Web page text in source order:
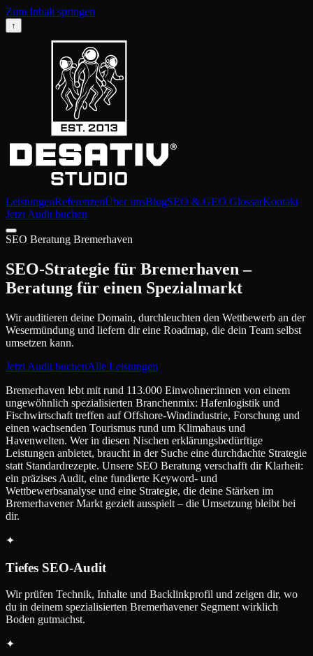
Zum Inhalt springen
↑
LeistungenReferenzenÜber unsBlogSEO & GEO GlossarKontakt
Jetzt Audit buchen
SEO Beratung Bremerhaven
SEO-Strategie für Bremerhaven –
Beratung für einen Spezialmarkt
Wir auditieren deine Domain, durchleuchten den Wettbewerb an der
Wesermündung und liefern dir eine Roadmap, die dein Team selbst
umsetzen kann.
Jetzt Audit buchenAlle Leistungen
Bremerhaven lebt mit rund 113.000 Einwohner:innen von einem
ungewöhnlich spezialisierten Branchenmix: Hafenlogistik und
Fischwirtschaft treffen auf Offshore-Windindustrie, Forschung und
einen wachsenden Tourismus rund um Klimahaus und
Havenwelten. Wer in diesen Nischen erklärungsbedürftige
Leistungen anbietet, braucht in der Suche eine durchdachte Strategie
statt Standardrezepte. Unsere SEO Beratung verschafft dir Klarheit:
ein präzises Audit, eine fundierte Keyword- und
Wettbewerbsanalyse und eine Strategie, die deine Stärken im
Bremerhavener Markt gezielt ausspielt – die Umsetzung bleibt bei
dir.
✦
Tiefes SEO-Audit
Wir prüfen Technik, Inhalte und Backlinkprofil und zeigen dir, wo
du in deinem spezialisierten Bremerhavener Segment wirklich
Boden gutmachst.
✦